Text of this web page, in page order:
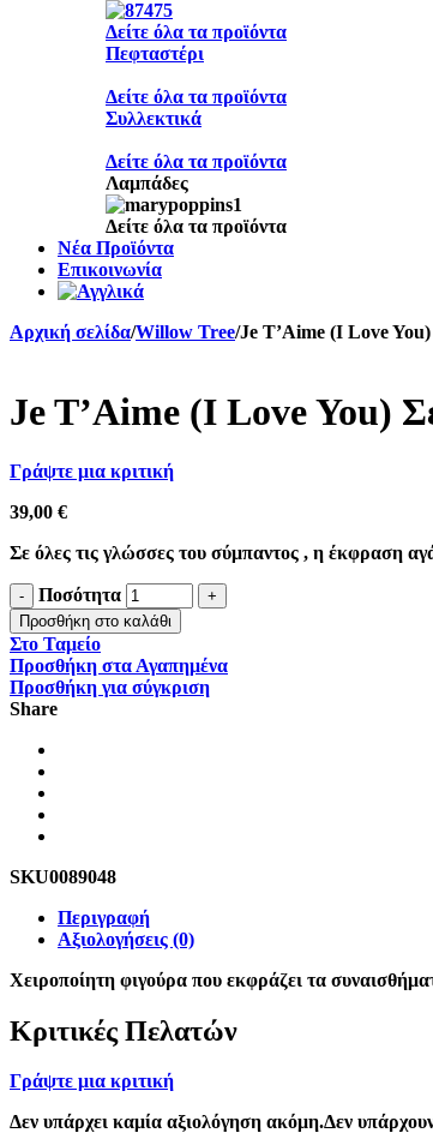
Δείτε όλα τα προϊόντα
Πεφταστέρι
Δείτε όλα τα προϊόντα
Συλλεκτικά
Δείτε όλα τα προϊόντα
Λαμπάδες
Δείτε όλα τα προϊόντα
Νέα Προϊόντα
Επικοινωνία
Αρχική σελίδα/Willow Tree/Je T’Aime (I Love
Je T’Aime (I Love You)
Γράψτε μια κριτική
39,00 €
Σε όλες τις γλώσσες του σύμπαντος , η έκφραση
Ποσότητα
Προσθήκη στο καλάθι
Στο Ταμείο
Προσθήκη στα Αγαπημένα
Προσθήκη για σύγκριση
Share
SKU0089048
Περιγραφή
Αξιολογήσεις (0)
Χειροποίητη φιγούρα που εκφράζει τα
Κριτικές Πελατών
Γράψτε μια κριτική
Δεν υπάρχει καμία αξιολόγηση ακόμη.Δεν